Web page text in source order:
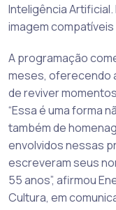
Inteligência
imagem
A programação
meses, oferecendo
de reviver
“Essa é uma forma
também de
envolvidos nessas
escreveram seus
55 anos”, afirmou
Cultura, em